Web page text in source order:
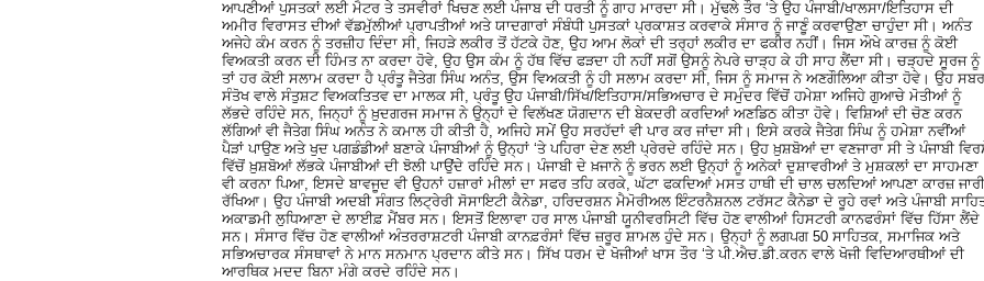
ਆਪਣੀਆਂ ਪੁਸਤਕਾਂ ਲਈ ਮੈਟਰ ਤੇ ਤਸਵੀਰਾਂ ਖਿਚਣ ਲਈ ਪੰਜਾਬ ਦੀ ਧਰਤੀ ਨੂੰ ਗਾਹ ਮਾਰਦਾ ਸੀ। ਮੁੱਢਲੇ ਤੌਰ ‘ਤੇ ਉਹ ਪੰਜਾਬੀ/ਖਾਲਸਾ/ਇਤਿਹਾਸ ਦੀ
ਅਮੀਰ ਵਿਰਾਸਤ ਦੀਆਂ ਵੱਡਮੁੱਲੀਆਂ ਪ੍ਰਾਪਤੀਆਂ ਅਤੇ ਯਾਦਗਾਰਾਂ ਸੰਬੰਧੀ ਪੁਸਤਕਾਂ ਪ੍ਰਕਾਸ਼ਤ ਕਰਵਾਕੇ ਸੰਸਾਰ ਨੂੰ ਜਾਣੂੰ ਕਰਵਾਉਣਾ ਚਾਹੁੰਦਾ ਸੀ। ਅਨੰਤ
ਅਜੇਹੇ ਕੰਮ ਕਰਨ ਨੂੰ ਤਰਜ਼ੀਹ ਦਿੰਦਾ ਸੀ, ਜਿਹੜੇ ਲਕੀਰ ਤੋਂ ਹੱਟਕੇ ਹੋਣ, ਉਹ ਆਮ ਲੋਕਾਂ ਦੀ ਤਰ੍ਹਾਂ ਲਕੀਰ ਦਾ ਫਕੀਰ ਨਹੀਂ। ਜਿਸ ਔਖੇ ਕਾਰਜ਼ ਨੂੰ ਕੋਈ
ਵਿਅਕਤੀ ਕਰਨ ਦੀ ਹਿੰਮਤ ਨਾ ਕਰਦਾ ਹੋਵੇ, ਉਹ ਉਸ ਕੰਮ ਨੂੰ ਹੱਥ ਵਿੱਚ ਫੜਦਾ ਹੀ ਨਹੀਂ ਸਗੋਂ ਉਸਨੂੰ ਨੇਪਰੇ ਚਾੜ੍ਹ ਕੇ ਹੀ ਸਾਹ ਲੈਂਦਾ ਸੀ। ਚੜ੍ਹਦੇ ਸੂਰਜ ਨੂੰ
ਤਾਂ ਹਰ ਕੋਈ ਸਲਾਮ ਕਰਦਾ ਹੈ ਪ੍ਰੰਤੂ ਜੈਤੇਗ ਸਿੰਘ ਅਨੰਤ, ਉਸ ਵਿਅਕਤੀ ਨੂੰ ਹੀ ਸਲਾਮ ਕਰਦਾ ਸੀ, ਜਿਸ ਨੂੰ ਸਮਾਜ ਨੇ ਅਣਗੌਲਿਆ ਕੀਤਾ ਹੋਵੇ। ਉਹ
ਸੰਤੋਖ ਵਾਲੇ ਸੰਤੁਸ਼ਟ ਵਿਅਕਤਿਤਵ ਦਾ ਮਾਲਕ ਸੀ, ਪ੍ਰੰਤੂ ਉਹ ਪੰਜਾਬੀ/ਸਿੱਖ/ਇਤਿਹਾਸ/ਸਭਿਅਚਾਰ ਦੇ ਸਮੁੰਦਰ ਵਿੱਚੋਂ ਹਮੇਸ਼ਾ ਅਜਿਹੇ ਗੁਆਚੇ ਮੋਤੀਆਂ ਨੂੰ
ਲੱਭਦੇ ਰਹਿੰਦੇ ਸਨ, ਜਿਨ੍ਹਾਂ ਨੂੰ ਖ਼ੁਦਗਰਜ ਸਮਾਜ ਨੇ ਉਨ੍ਹਾਂ ਦੇ ਵਿਲੱਖਣ ਯੋਗਦਾਨ ਦੀ ਬੇਕਦਰੀ ਕਰਦਿਆਂ ਅਣਡਿਠ ਕੀਤਾ ਹੋਵੇ। ਵਿਸ਼ਿਆਂ ਦੀ ਚੋਣ ਕਰਨ
ਲੱਗਿਆਂ ਵੀ ਜੈਤੇਗ ਸਿੰਘ ਅਨੰਤ ਨੇ ਕਮਾਲ ਹੀ ਕੀਤੀ ਹੈ, ਅਜਿਹੇ ਸਮੇਂ ਉਹ ਸਰਹੱਦਾਂ ਵੀ ਪਾਰ ਕਰ ਜਾਂਦਾ ਸੀ। ਇਸੇ ਕਰਕੇ ਜੈਤੇਗ ਸਿੰਘ ਨੂੰ ਹਮੇਸ਼ਾ ਨਵੀਂਆਂ
ਪੈੜਾਂ ਪਾਉਣ ਅਤੇ ਖੁਦ ਪਗਡੰਡੀਆਂ ਬਣਾਕੇ ਪੰਜਾਬੀਆਂ ਨੂੰ ਉਨ੍ਹਾਂ ‘ਤੇ ਪਹਿਰਾ ਦੇਣ ਲਈ ਪ੍ਰੇਰਦੇ ਰਹਿੰਦੇ ਸਨ। ਉਹ ਖ਼ੁਸ਼ਬੋਆਂ ਦਾ ਵਣਜਾਰਾ ਸੀ ਤੇ ਪੰਜਾਬੀ
ਵਿੱਚੋਂ ਖ਼ੁਸ਼ਬੋਆਂ ਲੱਭਕੇ ਪੰਜਾਬੀਆਂ ਦੀ ਝੋਲੀ ਪਾਉਂਦੇ ਰਹਿੰਦੇ ਸਨ। ਪੰਜਾਬੀ ਦੇ ਖ਼ਜਾਨੇ ਨੂੰ ਭਰਨ ਲਈ ਉਨ੍ਹਾਂ ਨੂੰ ਅਨੇਕਾਂ ਦੁਸ਼ਾਵਰੀਆਂ ਤੇ ਮੁਸ਼ਕਲਾਂ ਦਾ ਸਾਹਮਣਾ
ਵੀ ਕਰਨਾ ਪਿਆ, ਇਸਦੇ ਬਾਵਜੂਦ ਵੀ ਉਹਨਾਂ ਹਜ਼ਾਰਾਂ ਮੀਲਾਂ ਦਾ ਸਫਰ ਤਹਿ ਕਰਕੇ, ਘੱਟਾ ਫਕਦਿਆਂ ਮਸਤ ਹਾਥੀ ਦੀ ਚਾਲ ਚਲਦਿਆਂ ਆਪਣਾ ਕਾਰਜ਼ ਜਾਰੀ
ਰੱਖਿਆ। ਉਹ ਪੰਜਾਬੀ ਅਦਬੀ ਸੰਗਤ ਲਿਟ੍ਰੇਰੀ ਸੋਸਾਇਟੀ ਕੈਨੇਡਾ, ਹਰਿਦਰਸ਼ਨ ਮੈਮੋਰੀਅਲ ਇੰਟਰਨੈਸ਼ਨਲ ਟਰੱਸਟ ਕੈਨੇਡਾ ਦੇ ਰੂਹੇ ਰਵਾਂ ਅਤੇ ਪੰਜਾਬੀ
ਅਕਾਡਮੀ ਲੁਧਿਆਣਾ ਦੇ ਲਾਈਫ਼ ਮੈਂਬਰ ਸਨ। ਇਸਤੋਂ ਇਲਾਵਾ ਹਰ ਸਾਲ ਪੰਜਾਬੀ ਯੂਨੀਵਰਸਿਟੀ ਵਿੱਚ ਹੋਣ ਵਾਲੀਆਂ ਹਿਸਟਰੀ ਕਾਨਫਰੰਸਾਂ ਵਿੱਚ ਹਿੱਸਾ ਲੈਂਦੇ
ਸਨ। ਸੰਸਾਰ ਵਿੱਚ ਹੋਣ ਵਾਲੀਆਂ ਅੰਤਰਰਾਸ਼ਟਰੀ ਪੰਜਾਬੀ ਕਾਨਫ਼ਰੰਸਾਂ ਵਿੱਚ ਜ਼ਰੂਰ ਸ਼ਾਮਲ ਹੁੰਦੇ ਸਨ। ਉਨ੍ਹਾਂ ਨੂੰ ਲਗਪਗ 50 ਸਾਹਿਤਕ, ਸਮਾਜਿਕ ਅਤੇ
ਸਭਿਅਚਾਰਕ ਸੰਸਥਾਵਾਂ ਨੇ ਮਾਨ ਸਨਮਾਨ ਪ੍ਰਦਾਨ ਕੀਤੇ ਸਨ। ਸਿੱਖ ਧਰਮ ਦੇ ਖੋਜੀਆਂ ਖਾਸ ਤੌਰ ‘ਤੇ ਪੀ.ਐਚ.ਡੀ.ਕਰਨ ਵਾਲੇ ਖੋਜੀ ਵਿਦਿਆਰਥੀਆਂ ਦੀ
ਆਰਥਿਕ ਮਦਦ ਬਿਨਾ ਮੰਗੇ ਕਰਦੇ ਰਹਿੰਦੇ ਸਨ।